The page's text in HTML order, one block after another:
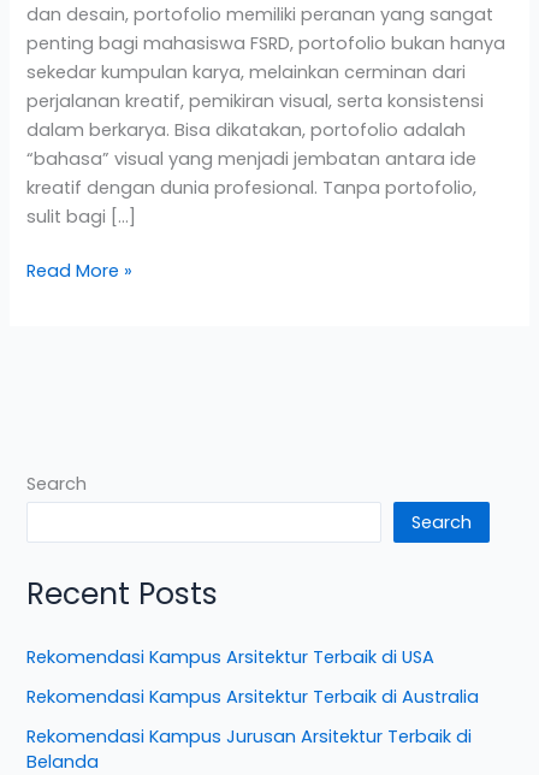
dan desain, portofolio memiliki peranan yang sangat
penting bagi mahasiswa FSRD, portofolio bukan hanya
sekedar kumpulan karya, melainkan cerminan dari
perjalanan kreatif, pemikiran visual, serta konsistensi
dalam berkarya. Bisa dikatakan, portofolio adalah
“bahasa” visual yang menjadi jembatan antara ide
kreatif dengan dunia profesional. Tanpa portofolio,
sulit bagi […]
Read More »
Search
Search
Recent Posts
Rekomendasi Kampus Arsitektur Terbaik di USA
Rekomendasi Kampus Arsitektur Terbaik di Australia
Rekomendasi Kampus Jurusan Arsitektur Terbaik di
Belanda